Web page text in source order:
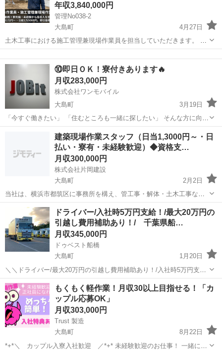
年収3,840,000円
管理No038-2
大島町
4月27日
土木工事における施工管理兼現場作業員を担当していただきます。 ・
現場での作業業務 ・工事の進捗確認および工程の調整 ・作業内容の確
認および安全管理 ・現場スタッフへの指示や連携 ・施工に関わる業務
⑩即日ＯＫ！寮付きあります🔥
月収283,000円
株式会社ワンモバイル
大島町
3月19日
「今すぐ働きたい」 「住むところも一緒に探したい」 そんな方に向け
たお仕事をご紹介しています。 ◆ こんな方におすすめ ・すぐに働き
大島町 物流
建築現場作業スタッフ（日当1,3000円～・日
払い・寮有・未経験歓迎）◆資格支…
月収300,000円
株式会社片岡建設
大島町
2月2日
当社は、横浜市都筑区に事務所を構え、管工事・解体・土木工事な
ど、幅広い建築現場に携わっています。 事業拡大に伴い、建築現場作
業スタッフを募集しています。 未経験の方でも安心してスタートでき
るよう、入社後は代表や先輩社員と...
大島町 その他 未経験
ドライバー/入社時5万円支給！/最大20万円の
引越し費用補助あり！/ 千葉県船…
月収345,000円
ドゥベスト船橋
大島町
1月20日
＼＼ドライバー/最大20万円の引越し費用補助あり！/入社時5万円支
給！／／ 【ポイント】 ◇賞与年2回！ ◇引越し補助金最大20万円！！
勤務地は株式会社ドゥベスト船橋（千葉県船橋市）となっておりま
す。 面接は...
東京 大島町 ドライバー 週休3日制
もくもく軽作業！月収30以上目指せる！「カ
ップル応募OK」
月収303,000円
Trust 製造
大島町
8月22日
*+*＼ カップル入寮入社歓迎 ／*+* 未経験歓迎のお仕事！ 一緒に住